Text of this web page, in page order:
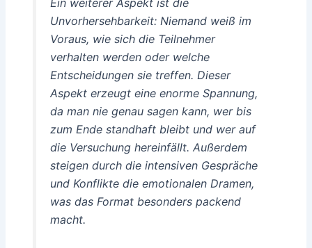
Ein weiterer Aspekt ist die
Unvorhersehbarkeit: Niemand weiß im
Voraus, wie sich die Teilnehmer
verhalten werden oder welche
Entscheidungen sie treffen. Dieser
Aspekt erzeugt eine enorme Spannung,
da man nie genau sagen kann, wer bis
zum Ende standhaft bleibt und wer auf
die Versuchung hereinfällt. Außerdem
steigen durch die intensiven Gespräche
und Konflikte die emotionalen Dramen,
was das Format besonders packend
macht.